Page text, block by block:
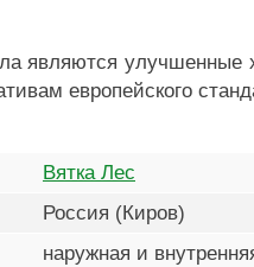
Вятка Лес
Россия (Киров)
наружная и
являются улучшенные
европейского